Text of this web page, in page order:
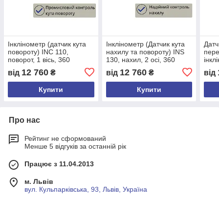
Інклінометр (датчик кута
повороту) INC 110,
поворот, 1 вісь, 360
градусів, 12-24 VDC, 0-10
VDC, за часовою
від 12 760 ₴
Купити
Інклінометр (Датчик кута
нахилу та повороту) INS
130, нахил, 2 осі, 360
градусів, 12-24 VDC, 4-20
mA, за часовою
від 12 760₴
Купити
від
Про нас
Рейтинг не сформований
Менше 5 відгуків за останній рік
Працює з 11.04.2013
м. Львів
вул. Кульпарківська, 93, Львів, Україна